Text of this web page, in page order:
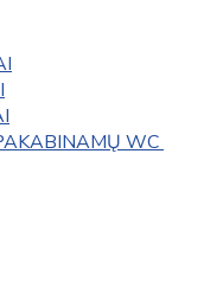
WC